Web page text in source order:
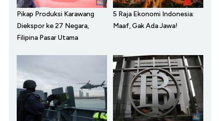
Pikap Produksi Karawang
Diekspor ke 27 Negara,
Filipina Pasar Utama
5 Raja Ekonomi Indonesia:
Maaf, Gak Ada Jawa!